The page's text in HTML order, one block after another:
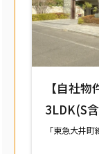
【自社
ジデンス
中町】
3LDK(S
「東急大井